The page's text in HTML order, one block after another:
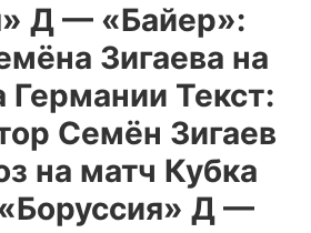
Д — «Байер»:
Зигаева на
Германии Текст:
Семён Зигаев
на матч Кубка
Д —